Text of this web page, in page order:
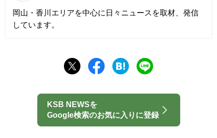
岡山・香川エリアを中心に日々ニュースを取材、発信
しています。
KSB NEWSを
Google検索のお気に入りに登録